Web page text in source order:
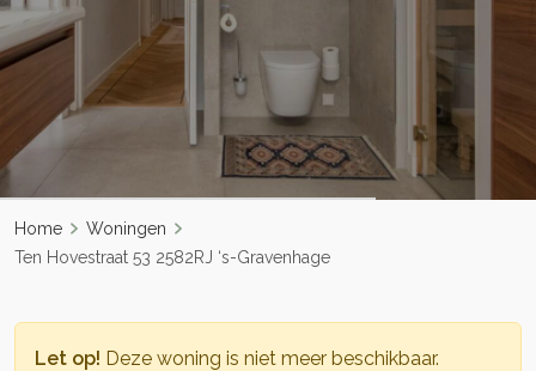
Home
Woningen
Ten Hovestraat 53 2582RJ ‘s-Gravenhage
Let op! Deze woning is niet meer beschikbaar.